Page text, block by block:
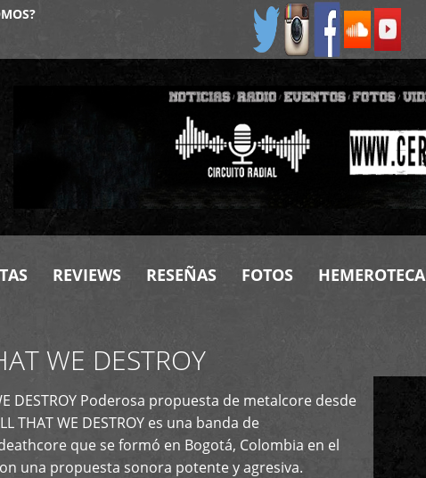
REVIEWS RESEÑAS FOTOS HEMEROTECA
WE DESTROY
DESTROY Poderosa propuesta de metalcore desde
THAT WE DESTROY es una banda de
que se formó en Bogotá, Colombia en el
una propuesta sonora potente y agresiva.